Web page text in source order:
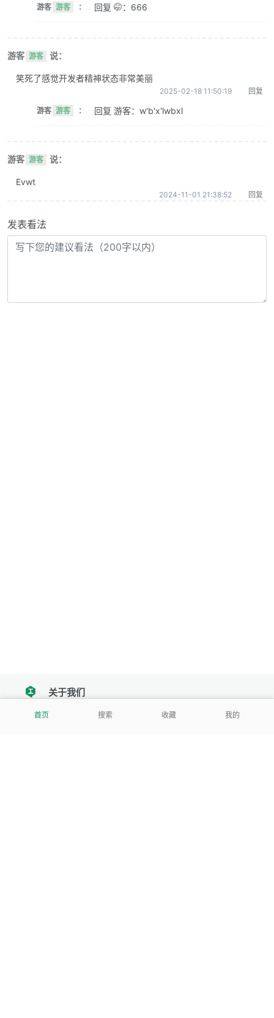
游客 游客 ： 回复 🤭：666
游客 游客 说：
笑死了感觉开发者精神状态非常美丽
2025-02-18 11:50:19 回复
游客 游客 ： 回复 游客：w'b'x'lwbxl
游客 游客 说：
Evwt
2024-11-01 21:38:52 回复
发表看法
首页 搜索 收藏 我的
tencent关于我们
我们努力把每一个工具做成批量处理的产品